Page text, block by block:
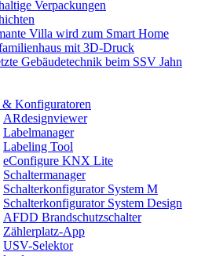
Verpackungen
Villa wird zum Smart Home
mit 3D-Druck
Gebäudetechnik beim SSV Jahn
& Konfiguratoren
ARdesignviewer
Labelmanager
Labeling Tool
eConfigure KNX Lite
Schaltermanager
Schalterkonfigurator System M
Schalterkonfigurator System Design
AFDD Brandschutzschalter
Zählerplatz-App
USV-Selektor